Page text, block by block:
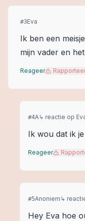
#3Eva
Ik ben een
mijn vader en
Reageer
#4A↳ reactie op
Ik wou dat ik
Reageer
#5Anoniem ↳
Hey Eva hoe